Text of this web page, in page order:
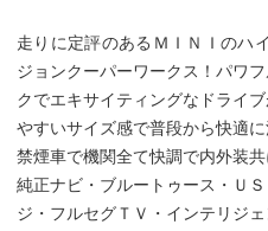
走りに定評のあるＭＩＮＩのハ
ジョンクーパーワークス！パワ
クでエキサイティングなドライ
やすいサイズ感で普段から快適
禁煙車で機関全て快調で内外装
純正ナビ・ブルートゥース・Ｕ
ジ・フルセグＴＶ・インテリジ